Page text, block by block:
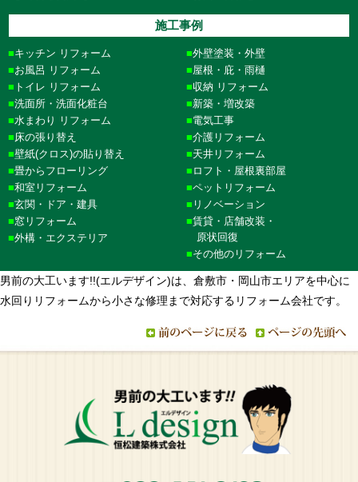
施工事例
キッチン リフォーム
お風呂 リフォーム
トイレ リフォーム
洗面所・洗面化粧台
水まわり リフォーム
床の張り替え
壁紙(クロス)の貼り替え
畳からフローリング
和室リフォーム
玄関・ドア・建具
窓リフォーム
外構・エクステリア
外壁塗装・外壁
屋根・庇・雨樋
収納 リフォーム
新築・増改築
電気工事
介護リフォーム
天井リフォーム
ロフト・屋根裏部屋
ペットリフォーム
リノベーション
賃貸・店舗改装・
原状回復
その他のリフォーム
男前の大工います!!(エルデザイン)は、倉敷市・岡山市エリアを中心に
水回りリフォームから小さな修理まで対応するリフォーム会社です。